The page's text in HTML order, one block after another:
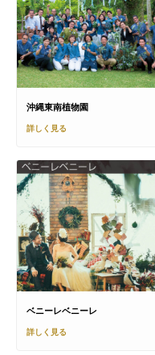
沖縄東南植物園
詳しく見る
ベニーレベニーレ
詳しく見る